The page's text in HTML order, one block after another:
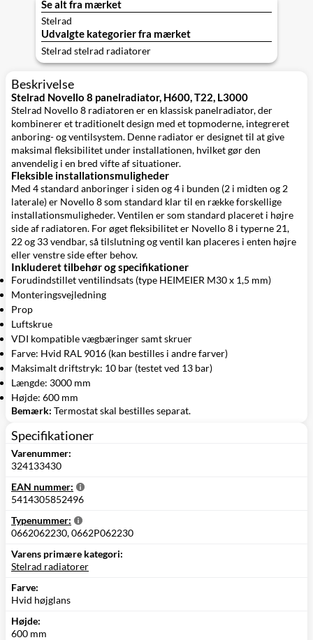
Se alt fra mærket
Stelrad
Udvalgte kategorier fra mærket
Stelrad stelrad radiatorer
Beskrivelse
Stelrad Novello 8 panelradiator, H600, T22, L3000
Stelrad Novello 8 radiatoren er en klassisk panelradiator, der
kombinerer et traditionelt design med et topmoderne, integreret
anboring- og ventilsystem. Denne radiator er designet til at give
maksimal fleksibilitet under installationen, hvilket gør den
anvendelig i en bred vifte af situationer.
Fleksible installationsmuligheder
Med 4 standard anboringer i siden og 4 i bunden (2 i midten og 2
laterale) er Novello 8 som standard klar til en række forskellige
installationsmuligheder. Ventilen er som standard placeret i højre
side af radiatoren. For øget fleksibilitet er Novello 8 i typerne 21,
22 og 33 vendbar, så tilslutning og ventil kan placeres i enten højre
eller venstre side efter behov.
Inkluderet tilbehør og specifikationer
Forudindstillet ventilindsats (type HEIMEIER M30 x 1,5 mm)
Monteringsvejledning
Prop
Luftskrue
VDI kompatible vægbæringer samt skruer
Farve: Hvid RAL 9016 (kan bestilles i andre farver)
Maksimalt driftstryk: 10 bar (testet ved 13 bar)
Længde: 3000 mm
Højde: 600 mm
Bemærk: Termostat skal bestilles separat.
Specifikationer
Varenummer:
324133430
EAN nummer:
5414305852496
Typenummer:
0662062230, 0662P062230
Varens primære kategori:
Stelrad radiatorer
Farve:
Hvid højglans
Højde:
600 mm